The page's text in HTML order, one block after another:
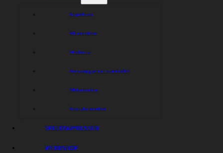
Styrelsen
Bli medlem
Historia
Rospiggarna i samhället
Miljöpolicy
Sociala medier
SPEEDWAYBUSSEN
WEBBSHOP